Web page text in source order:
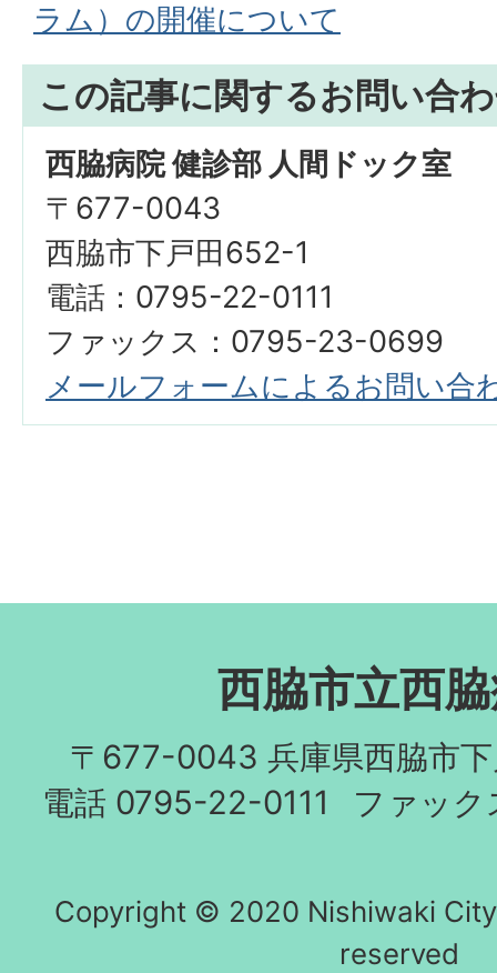
ラム）の開催について
この記事に関するお問い合
西脇病院 健診部 人間ドック室
〒677-0043
西脇市下戸田652-1
電話：0795-22-0111
ファックス：0795-23-0699
メールフォームによるお問い合
西脇市立西
〒677-0043 兵庫県西脇市
電話 0795-22-0111
ファッ
Copyright © 2020 Nishiwaki
reserved